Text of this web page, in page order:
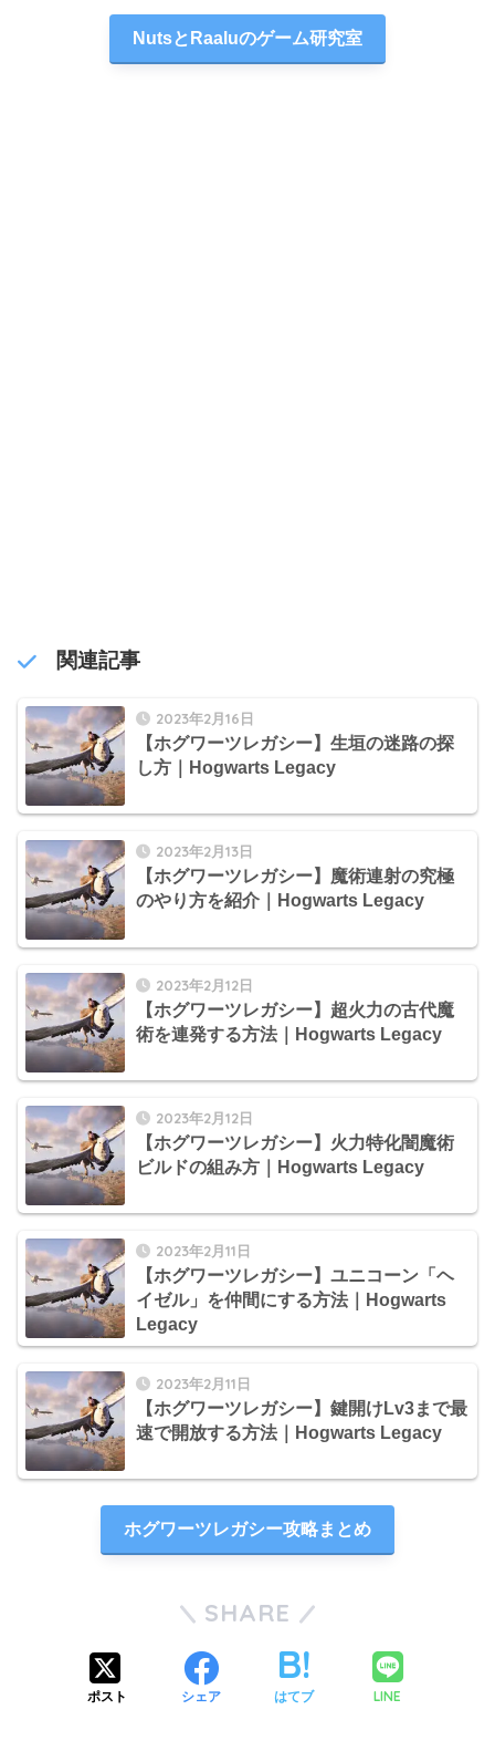
NutsとRaaluのゲーム研究室
関連記事
2023年2月16日
【ホグワーツレガシー】生垣の迷路の探
し方｜Hogwarts Legacy
2023年2月13日
【ホグワーツレガシー】魔術連射の究極
のやり方を紹介｜Hogwarts Legacy
2023年2月12日
【ホグワーツレガシー】超火力の古代魔
術を連発する方法｜Hogwarts Legacy
2023年2月12日
【ホグワーツレガシー】火力特化闇魔術
ビルドの組み方｜Hogwarts Legacy
2023年2月11日
【ホグワーツレガシー】ユニコーン「ヘ
イゼル」を仲間にする方法｜Hogwarts
Legacy
2023年2月11日
【ホグワーツレガシー】鍵開けLv3まで最
速で開放する方法｜Hogwarts Legacy
ホグワーツレガシー攻略まとめ
SHARE
ポスト シェア はてブ LINE